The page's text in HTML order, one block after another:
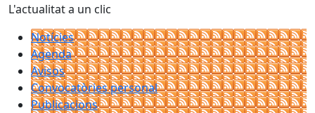
L'actualitat a un clic
Notícies
Agenda
Avisos
Convocatòries personal
Publicacions